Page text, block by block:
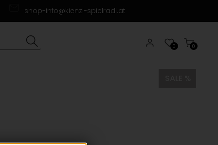
shop-info@kienzl-spielradl.at
0
0